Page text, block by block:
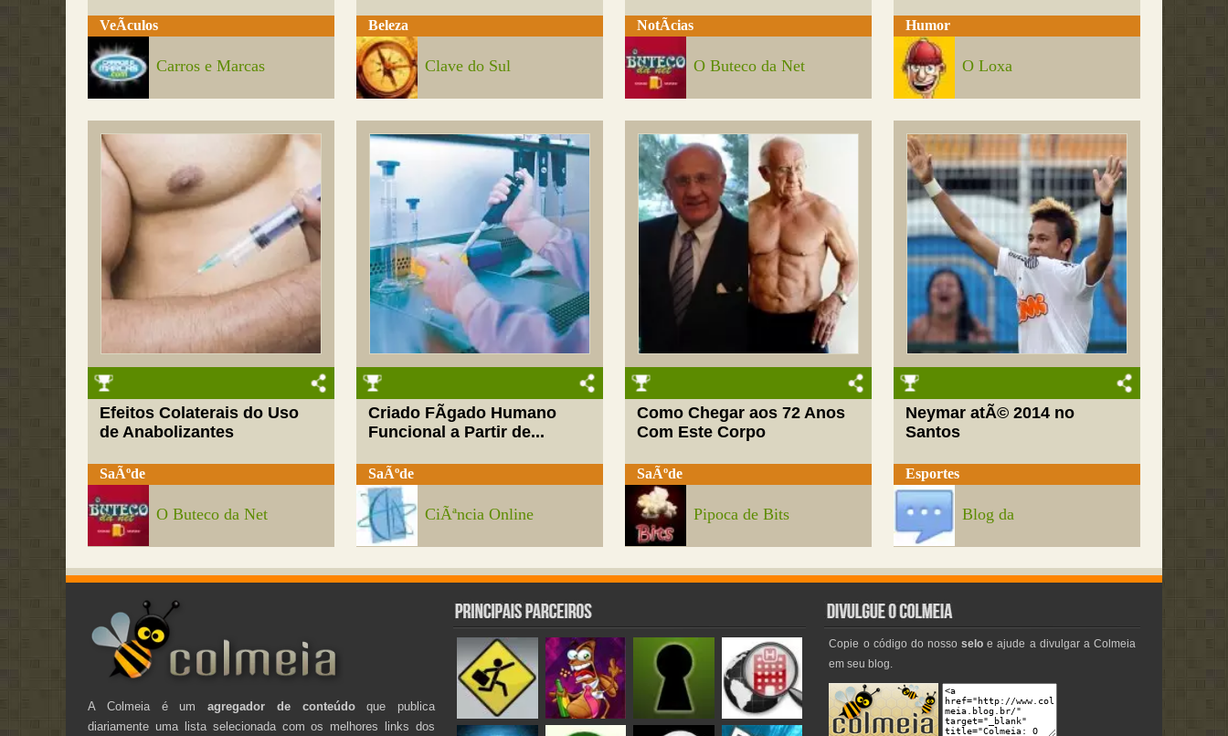
VeÃ­culos
Carros e Marcas
Beleza
Clave do Sul
NotÃ­cias
O Buteco da Net
Humor
O Loxa
Efeitos Colaterais do Uso
de Anabolizantes
SaÃºde
O Buteco da Net
Criado FÃ­gado Humano
Funcional a Partir de...
SaÃºde
CiÃªncia Online
Como Chegar aos 72 Anos
Com Este Corpo
SaÃºde
Pipoca de Bits
Neymar atÃ© 2014 no
Santos
Esportes
Blog da
A Colmeia é umagregador de conteúdoque publica
diariamente uma lista selecionada com os melhores links dos
Copie o código do nossoselo e ajude a divulgar a Colmeia
em seu blog.